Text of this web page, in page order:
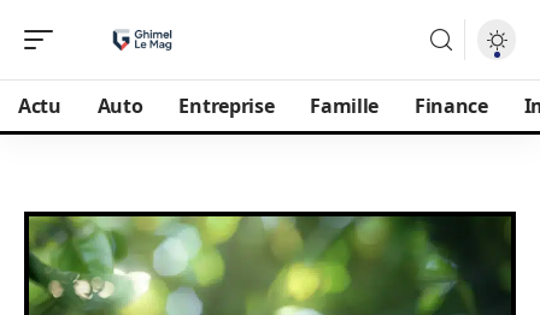
Actu Auto Entreprise Famille Finance